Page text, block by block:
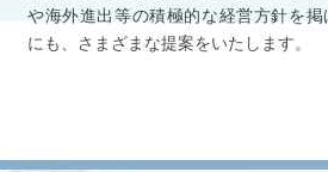
や海外進出等の積極的な経営方針を掲
にも、さまざまな提案をいたします。